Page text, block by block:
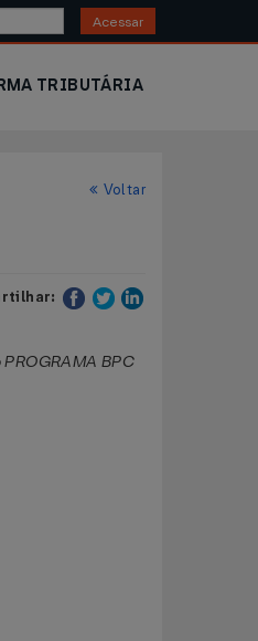
Acessar
TRIBUTÁRIA
Voltar
BPC